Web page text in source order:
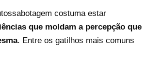
costuma estar
que moldam a percepção que
. Entre os gatilhos mais comuns